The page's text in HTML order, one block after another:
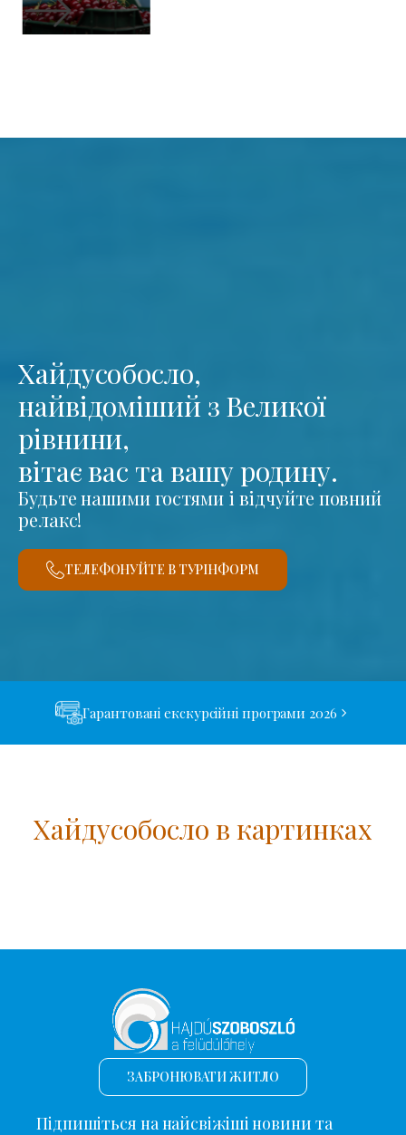
Хайдусобосло,
найвідоміший з Великої
рівнини,
вітає вас та вашу родину.
Будьте нашими гостями і відчуйте повний
релакс!
ТЕЛЕФОНУЙТЕ В ТУРІНФОРМ
Гарантовані екскурсійні програми 2026
Хайдусобосло в картинках
ЗАБРОНЮВАТИ ЖИТЛО
Підпишіться на найсвіжіші новини та